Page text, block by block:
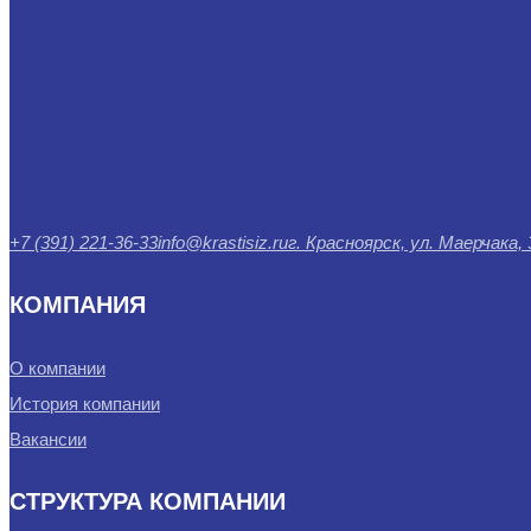
+7 (391) 221-36-33info@krastisiz.ruг. Красноярск, ул.
КОМПАНИЯ
О компании
История компании
Вакансии
СТРУКТУРА КОМПАНИИ